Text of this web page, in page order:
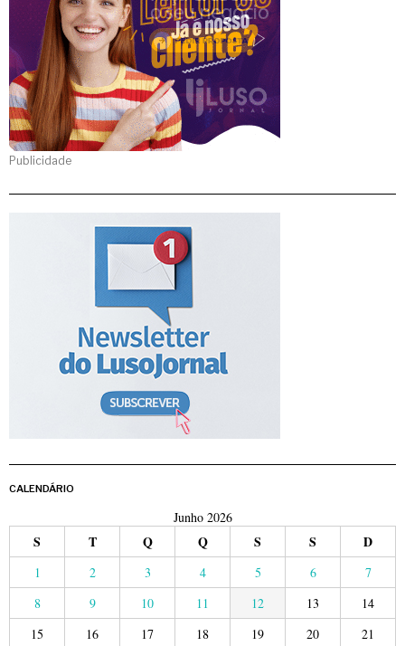
Publicidade
CALENDÁRIO
Junho 2026
S T Q Q S S D
1 2 3 4 5 6
7
8
9 10 11 12 13
14
15
16 17 18 19 20 21